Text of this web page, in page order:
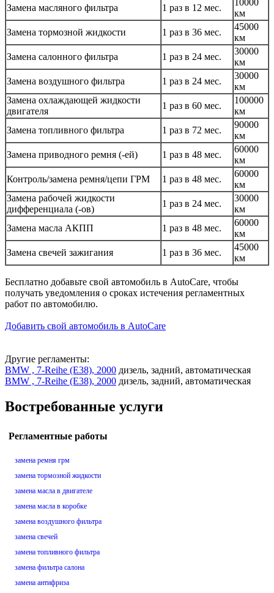
Замена масляного фильтра
1 раз в 12 мес.
км
Замена тормозной жидкости
1 раз в 36 мес.
45000
км
Замена салонного фильтра
1 раз в 24 мес.
30000
км
Замена воздушного фильтра
1 раз в 24 мес.
30000
км
Замена охлаждающей жидкости
двигателя
1 раз в 60 мес.
100000
км
Замена топливного фильтра
1 раз в 72 мес.
90000
км
Замена приводного ремня (-ей)
1 раз в 48 мес.
60000
км
Контроль/замена ремня/цепи ГРМ
1 раз в 48 мес.
60000
км
Замена рабочей жидкости
дифференциала (-ов)
1 раз в 24 мес.
30000
км
Замена масла АКПП
1 раз в 48 мес.
60000
км
Замена свечей зажигания
1 раз в 36 мес.
45000
км
Бесплатно добавьте свой автомобиль в AutoCare, чтобы
получать уведомления о сроках истечения регламентных
работ по автомобилю.
Добавить свой автомобиль в AutoCare
Другие регламенты:
BMW , 7-Reihe (E38), 2000 дизель, задний, автоматическая
BMW , 7-Reihe (E38), 2000 дизель, задний, автоматическая
Востребованные услуги
Регламентные работы
замена ремня грм
замена тормозной жидкости
замена масла в двигателе
замена масла в коробке
замена воздушного фильтра
замена свечей
замена топливного фильтра
замена фильтра салона
замена антифриза